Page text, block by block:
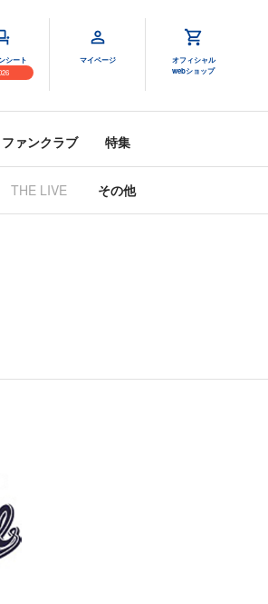
シート
マイページ
オフィシャル
webショップ
ファンクラブ 特集
THE LIVE その他